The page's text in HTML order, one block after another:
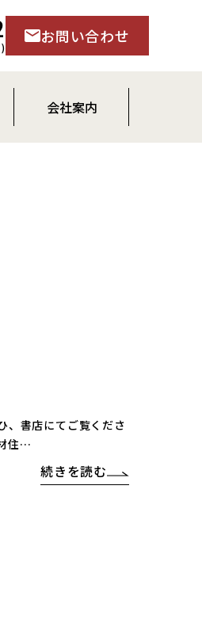
お問い合わせ
会社案内
、書店にてご覧くださ
住…
続きを読む